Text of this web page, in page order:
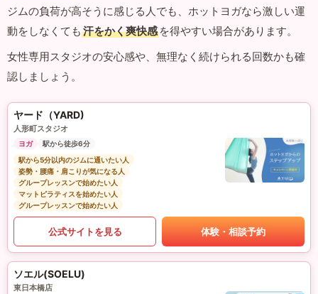
ジムの負荷が高そうに感じる人でも、ホットヨガなら激しい運
動をしなくても 汗をかく爽快感 を得やすい場合があります。
女性専用スタジオの安心感や、無理なく続けられる回数かも確
認しましょう。
ヤード（YARD)
人形町スタジオ
ヨガ
駅から徒歩6分
駅から5分以内のジムに通いたい人
姿勢・腰痛・肩こりが気になる人
グループレッスンで始めたい人
マットピラティスを始めたい人
グループレッスンで始めたい人
公式サイトを見る 体験・相談予約
ソエル(SOELU)
東日本橋店